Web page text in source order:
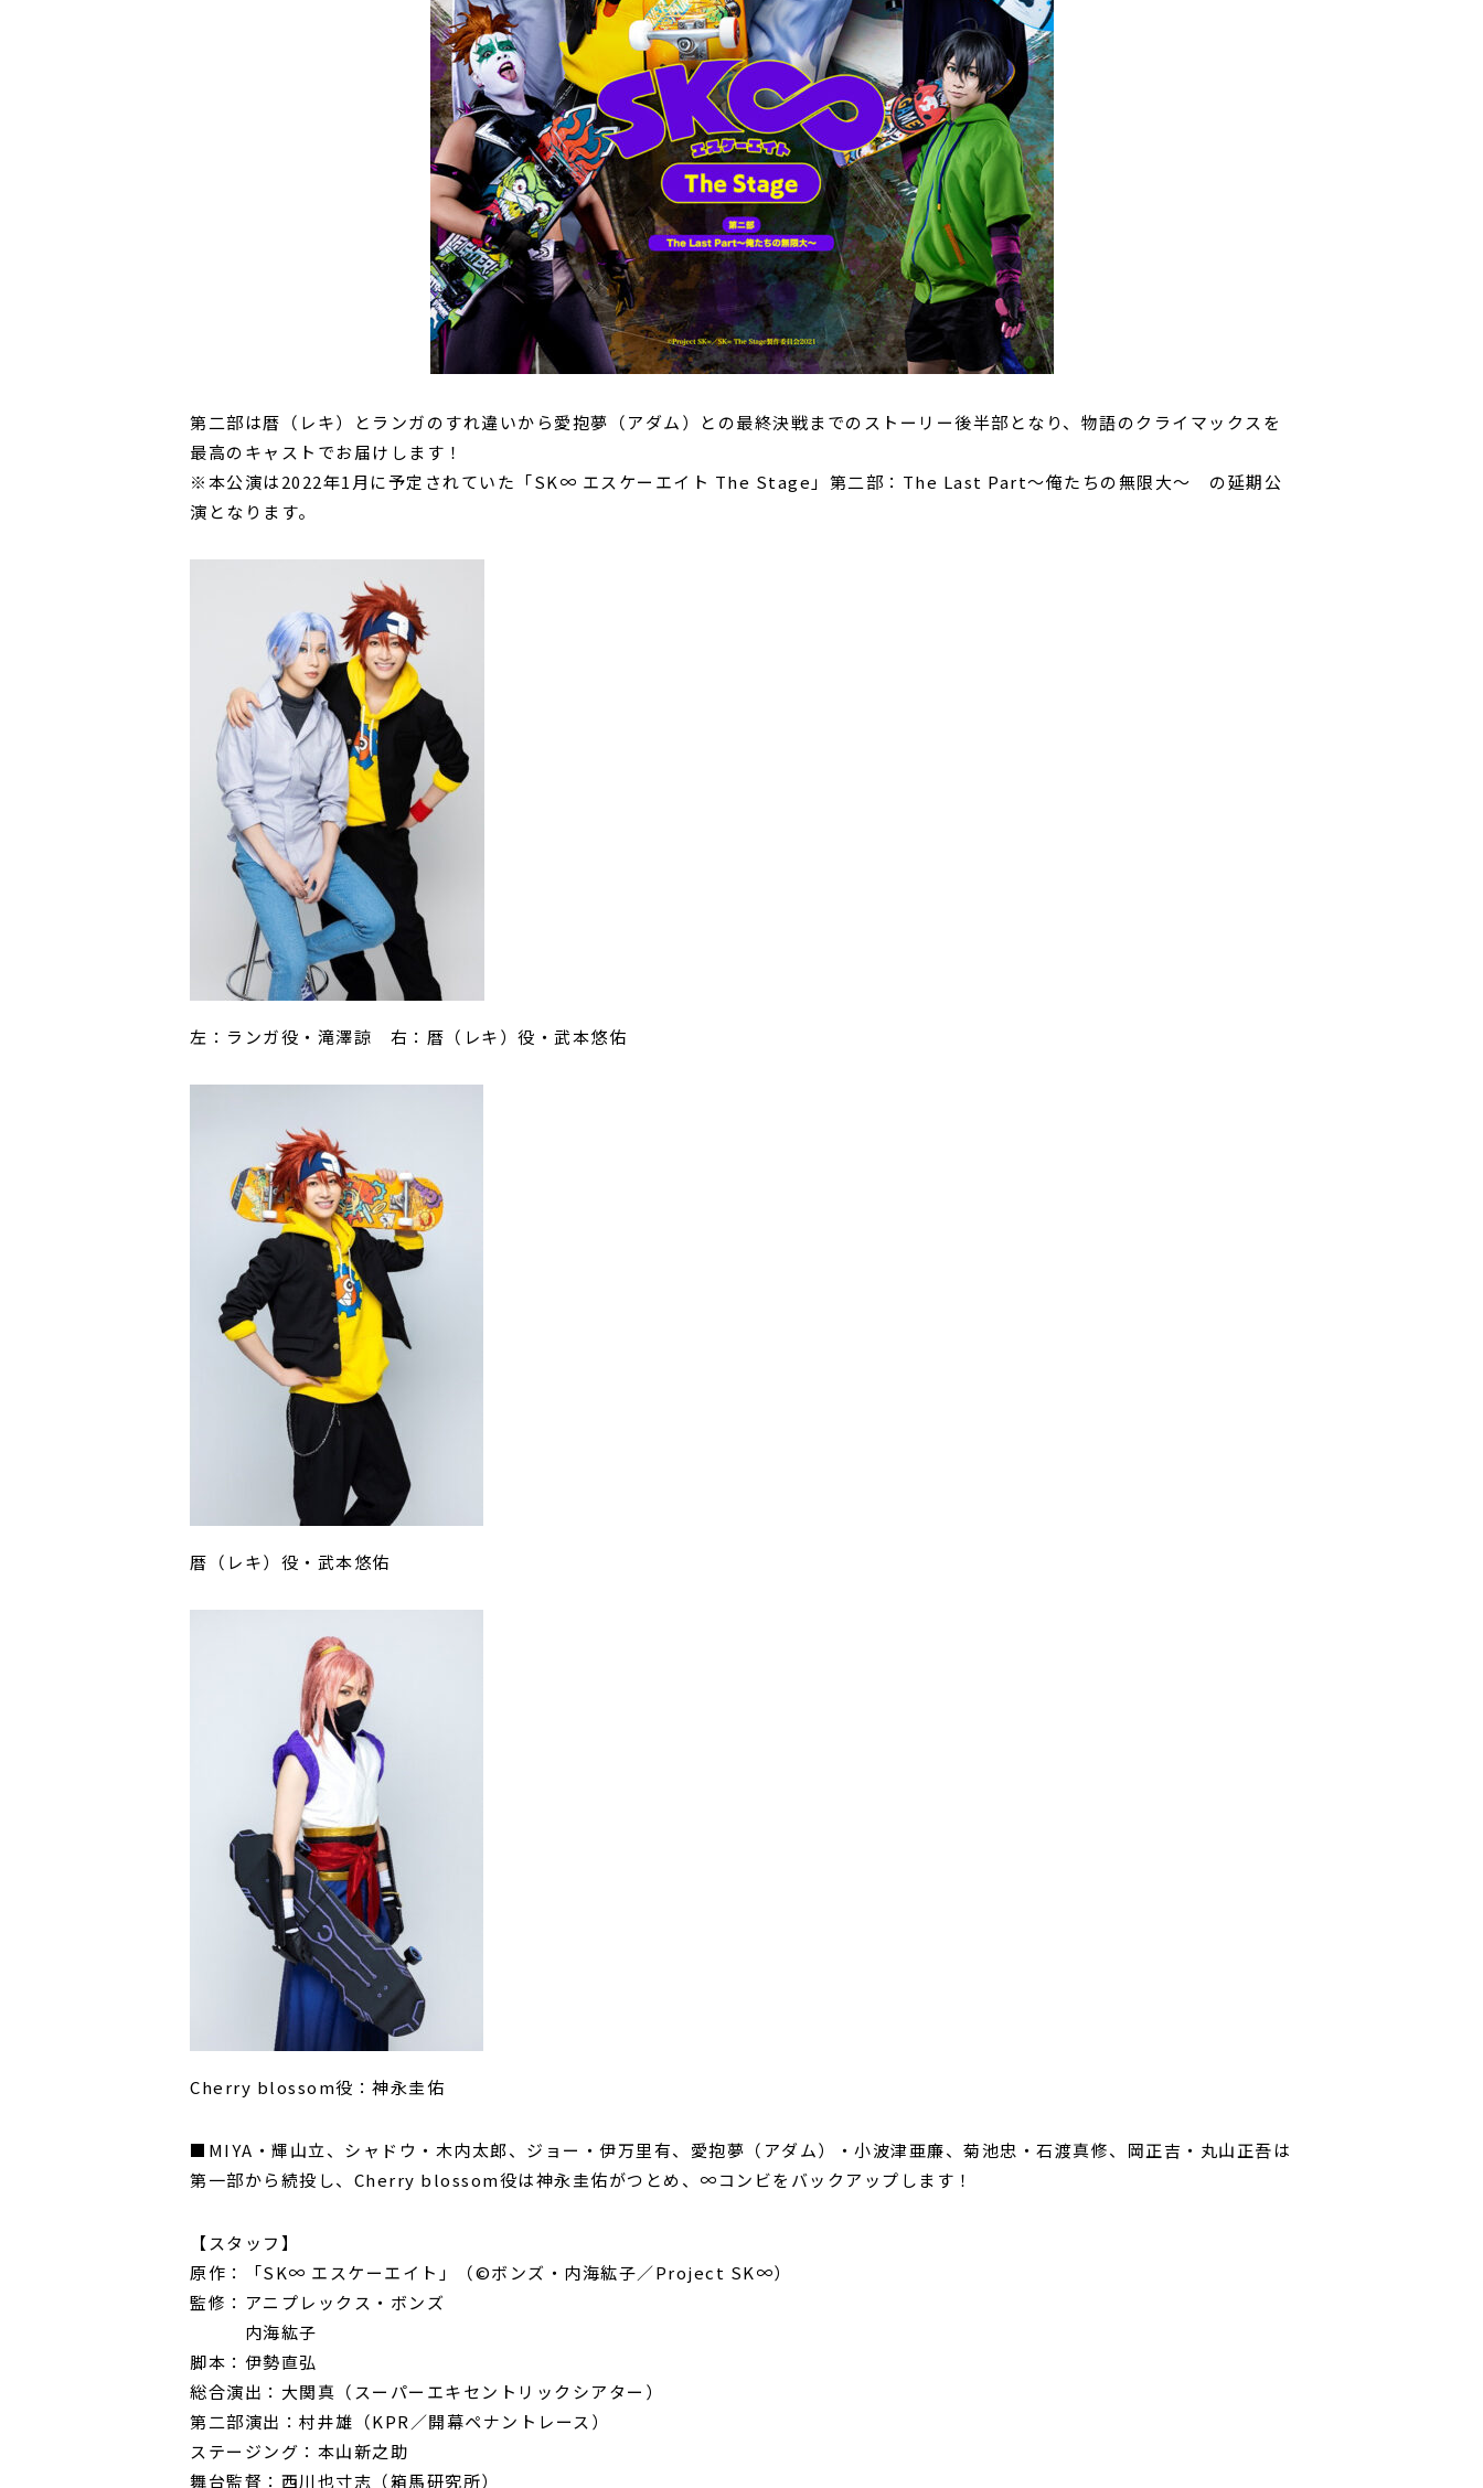
第二部は暦（レキ）とランガのすれ違いから愛抱夢（アダム）との最終決戦までのストーリー後半部となり、物語のクライマックスを
最高のキャストでお届けします！
※本公演は2022年1月に予定されていた「SK∞ エスケーエイト The Stage」第二部：The Last Part～俺たちの無限大～ の延期公
演となります。
左：ランガ役・滝澤諒 右：暦（レキ）役・武本悠佑
暦（レキ）役・武本悠佑
Cherry blossom役：神永圭佑
■MIYA・輝山立、シャドウ・木内太郎、ジョー・伊万里有、愛抱夢（アダム）・小波津亜廉、菊池忠・石渡真修、岡正吉・丸山正吾は
第一部から続投し、Cherry blossom役は神永圭佑がつとめ、∞コンビをバックアップします！
【スタッフ】
原作：「SK∞ エスケーエイト」（©ボンズ・内海紘子／Project SK∞）
監修：アニプレックス・ボンズ
内海紘子
脚本：伊勢直弘
総合演出：大関真（スーパーエキセントリックシアター）
第二部演出：村井雄（KPR／開幕ペナントレース）
ステージング：本山新之助
舞台監督：西川也寸志（箱馬研究所）